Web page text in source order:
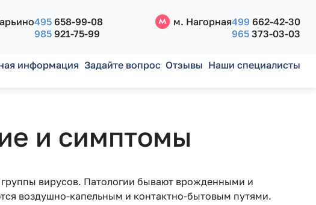
495 658-99-08
985 921-75-99
м. Нагорная499 662-42-30
965373-03-03
информация Задайте вопрос Отзывы Наши специалисты
и симптомы
вирусов. Патологии бывают врожденными и
воздушно-капельным и контактно-бытовым путями.